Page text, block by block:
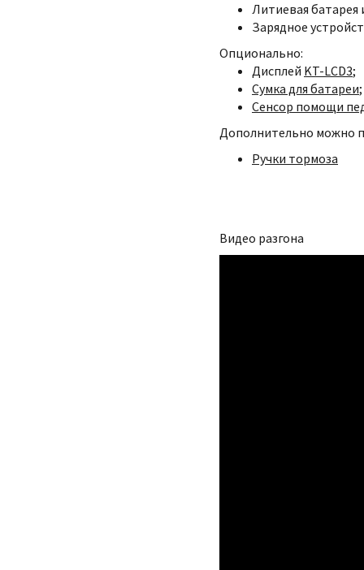
Литиевая батарея
Зарядное
Опционально:
Дисплей KT-LCD3;
Сумка для батареи;
Сенсор помощи
Дополнительно можно
Ручки тормоза
Видео разгона